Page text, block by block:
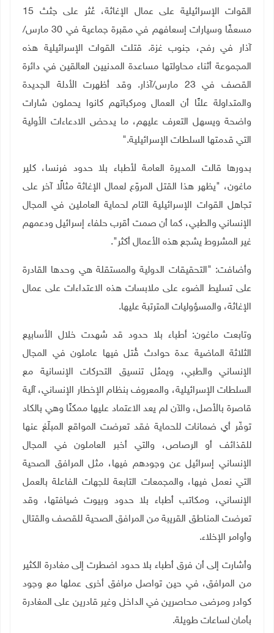
القوات الإسرائيلية على عمال الإغاثة، عُثر على جثث 15
مسعفًا وسيارات إسعافهم في مقبرة جماعية في 30 مارس/
آذار في رفح، جنوب غزة. قتلت القوات الإسرائيلية هذه
المجموعة أثناء محاولتها مساعدة المدنيين العالقين في دائرة
القصف في 23 مارس/آذار. وقد أظهرت الأدلة الجديدة
والمتداولة علنًا أن العمال ومركباتهم كانوا يحملون شارات
واضحة ويسهل التعرف عليهم، ما يدحض الادعاءات الأولية
التي قدمتها السلطات الإسرائيلية.
"
بدورها قالت المديرة العامة لأطباء بلا حدود فرنسا، كلير
ماغون، "يظهر هذا القتل المروّع لعمال الإغاثة مثالًا آخر على
تجاهل القوات الإسرائيلية التام لحماية العاملين في المجال
الإنساني والطبي، كما أن صمت أقرب حلفاء إسرائيل ودعمهم
غير المشروط يشجع هذه الأعمال أكثر".
وأضافت: "التحقيقات الدولية والمستقلة هي وحدها القادرة
على تسليط الضوء على ملابسات هذه الاعتداءات على عمال
الإغاثة، والمسؤوليات المترتبة عليها.
وتابعت ماغون: أطباء بلا حدود قد شهدت خلال الأسابيع
الثلاثة الماضية عدة حوادث قُتل فيها عاملون في المجال
الإنساني والطبي، ويمثل تنسيق التحركات الإنسانية مع
السلطات الإسرائيلية، والمعروف بنظام الإخطار الإنساني، آلية
قاصرة بالأصل، والآن لم يعد الاعتماد عليها ممكنًا وهي بالكاد
توفّر أي ضمانات للحماية فقد تعرضت المواقع المبلّغ عنها
للقذائف أو الرصاص، والتي أخبر العاملون في المجال
الإنساني إسرائيل عن وجودهم فيها، مثل المرافق الصحية
التي نعمل فيها، والمجمعات التابعة للجهات الفاعلة بالعمل
الإنساني، ومكاتب أطباء بلا حدود وبيوت ضيافتها، وقد
تعرضت المناطق القريبة من المرافق الصحية للقصف والقتال
وأوامر الإخلاء.
وأشارت إلى أن فرق أطباء بلا حدود اضطرت إلى مغادرة الكثير
من المرافق، في حين تواصل مرافق أخرى عملها مع وجود
كوادر ومرضى محاصرين في الداخل وغير قادرين على المغادرة
بأمان لساعات طويلة.